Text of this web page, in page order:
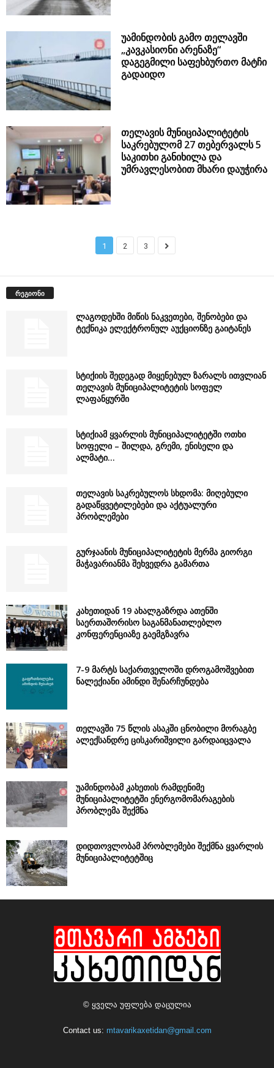
უამინდობის გამო თელავში
„კავკასიონი არენაზე“
დაგეგმილი საფეხბურთო მატჩი
გადაიდო
თელავის მუნიციპალიტეტის
საკრებულომ 27 თებერვალს 5
საკითხი განიხილა და
უმრავლესობით მხარი დაუჭირა
1 2 3
რეგიონი
ლაგოდეხში მიწის ნაკვეთები, შენობები და
ტექნიკა ელექტრონულ აუქციონზე გაიტანეს
სტიქიის შედეგად მიყენებულ ზარალს ითვლიან
თელავის მუნიციპალიტეტის სოფელ
ლაფანყურში
სტიქიამ ყვარლის მუნიციპალიტეტში ოთხი
სოფელი – შილდა, გრემი, ენისელი და
ალმატი...
თელავის საკრებულოს სხდომა: მიღებული
გადაწყვეტილებები და აქტუალური
პრობლემები
გურჯაანის მუნიციპალიტეტის მერმა გიორგი
მაჭავარიანმა შეხვედრა გამართა
კახეთიდან 19 ახალგაზრდა ათენში
საერთაშორისო საგანმანათლებლო
კონფერენციაზე გაემგზავრა
7-9 მარტს საქართველოში დროგამოშვებით
ნალექიანი ამინდი შენარჩუნდება
თელავში 75 წლის ასაკში ცნობილი მორაგბე
ალექსანდრე ცისკარიშვილი გარდაიცვალა
უამინდობამ კახეთის რამდენიმე
მუნიციპალიტეტში ენერგომომარაგების
პრობლემა შექმნა
დიდთოვლობამ პრობლემები შექმნა ყვარლის
მუნიციპალიტეტშიც
© ყველა უფლება დაცულია
Contact us: mtavarikaxetidan@gmail.com